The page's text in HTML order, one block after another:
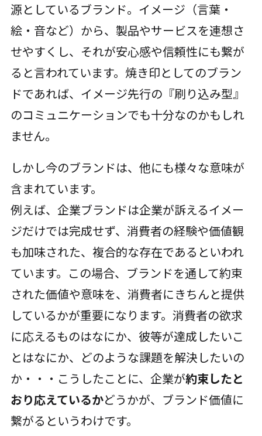
源としているブランド。イメージ（言葉・
絵・音など）から、製品やサービスを連想さ
せやすくし、それが安心感や信頼性にも繋が
ると言われています。焼き印としてのブラン
ドであれば、イメージ先行の『刷り込み型』
のコミュニケーションでも十分なのかもしれ
ません。
しかし今のブランドは、他にも様々な意味が
含まれています。
例えば、企業ブランドは企業が訴えるイメー
ジだけでは完成せず、消費者の経験や価値観
も加味された、複合的な存在であるといわれ
ています。この場合、ブランドを通して約束
された価値や意味を、消費者にきちんと提供
しているかが重要になります。消費者の欲求
に応えるものはなにか、彼等が達成したいこ
とはなにか、どのような課題を解決したいの
か・・・こうしたことに、企業が約束したと
おり応えているかどうかが、ブランド価値に
繋がるというわけです。